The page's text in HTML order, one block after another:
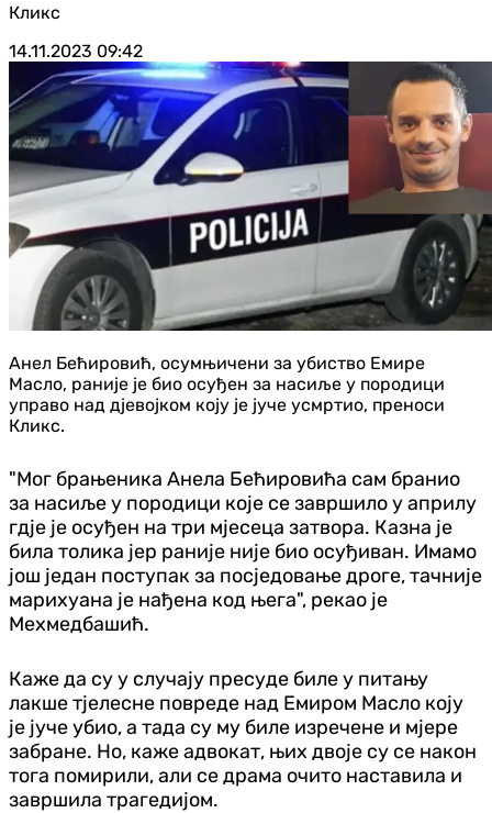
Кликс
14.11.2023 09:42
Анел Бећировић, осумњичени за убиство Емире
Масло, раније је био осуђен за насиље у породици
управо над дјевојком коју је јуче усмртио, преноси
Кликс.
"Мог брањеника Анела Бећировића сам бранио
за насиље у породици које се завршило у априлу
гдје је осуђен на три мјесеца затвора. Казна је
била толика јер раније није био осуђиван. Имамо
још један поступак за посједовање дроге, тачније
марихуана је нађена код њега", рекао је
Мехмедбашић.
Каже да су у случају пресуде биле у питању
лакше тјелесне повреде над Емиром Масло коју
је јуче убио, а тада су му биле изречене и мјере
забране. Но, каже адвокат, њих двоје су се након
тога помирили, али се драма очито наставила и
завршила трагедијом.